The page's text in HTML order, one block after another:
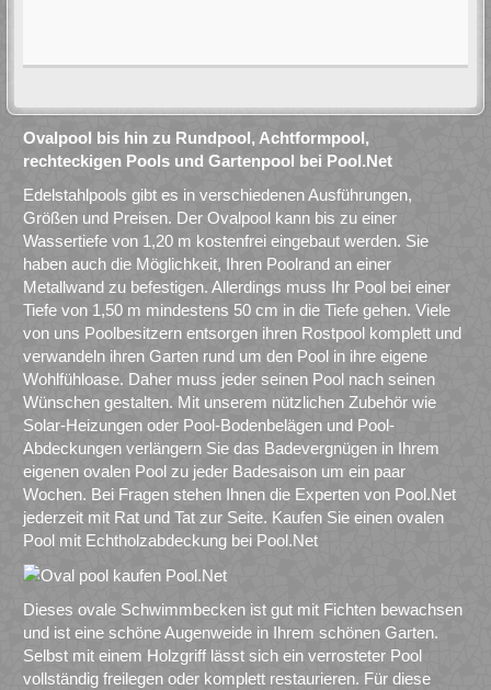
Ovalpool bis hin zu Rundpool, Achtformpool,
rechteckigen Pools und Gartenpool bei Pool.Net
Edelstahlpools gibt es in verschiedenen Ausführungen,
Größen und Preisen. Der Ovalpool kann bis zu einer
Wassertiefe von 1,20 m kostenfrei eingebaut werden. Sie
haben auch die Möglichkeit, Ihren Poolrand an einer
Metallwand zu befestigen. Allerdings muss Ihr Pool bei einer
Tiefe von 1,50 m mindestens 50 cm in die Tiefe gehen. Viele
von uns Poolbesitzern entsorgen ihren Rostpool komplett und
verwandeln ihren Garten rund um den Pool in ihre eigene
Wohlfühloase. Daher muss jeder seinen Pool nach seinen
Wünschen gestalten. Mit unserem nützlichen Zubehör wie
Solar-Heizungen oder Pool-Bodenbelägen und Pool-
Abdeckungen verlängern Sie das Badevergnügen in Ihrem
eigenen ovalen Pool zu jeder Badesaison um ein paar
Wochen. Bei Fragen stehen Ihnen die Experten von Pool.Net
jederzeit mit Rat und Tat zur Seite. Kaufen Sie einen ovalen
Pool mit Echtholzabdeckung bei Pool.Net
Dieses ovale Schwimmbecken ist gut mit Fichten bewachsen
und ist eine schöne Augenweide in Ihrem schönen Garten.
Selbst mit einem Holzgriff lässt sich ein verrosteter Pool
vollständig freilegen oder komplett restaurieren. Für diese